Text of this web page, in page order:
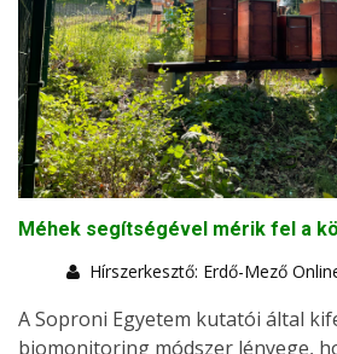
Méhek segítségével mérik fel a
Hírszerkesztő: Erdő-Mező
A Soproni Egyetem kutatói által
biomonitoring módszer lényege,